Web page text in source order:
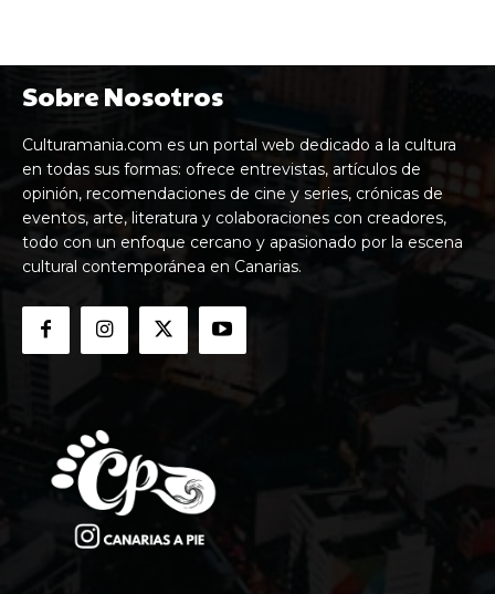
Sobre Nosotros
Culturamania.com es un portal web dedicado a la cultura
en todas sus formas: ofrece entrevistas, artículos de
opinión, recomendaciones de cine y series, crónicas de
eventos, arte, literatura y colaboraciones con creadores,
todo con un enfoque cercano y apasionado por la escena
cultural contemporánea en Canarias.